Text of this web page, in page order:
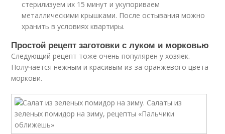
стерилизуем их 15 минут и укупориваем
металлическими крышками. После остывания можно
хранить в условиях квартиры.
Простой рецепт заготовки с луком и морковью
Следующий рецепт тоже очень популярен у хозяек.
Получается нежным и красивым из-за оранжевого цвета
моркови.